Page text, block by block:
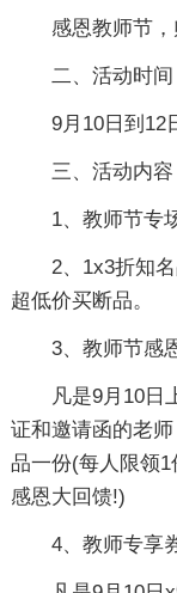
感恩教师节，
二、活动时间
9月10日到12
三、活动内容
1、教师节专场
2、1x3折知名
超低价买断品。
3、教师节感恩
凡是9月10日上
证和邀请函的老
品一份(每人限领1
感恩大回馈!)
4、教师专享券